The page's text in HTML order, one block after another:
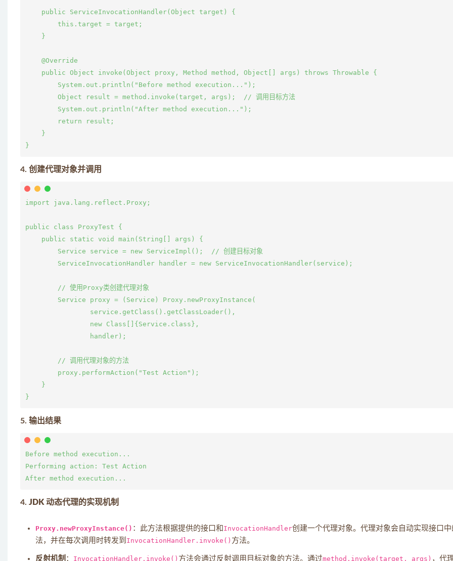
    public ServiceInvocationHandler(Object target) {
        this.target = target;
    }
    @Override
    public Object invoke(Object proxy, Method method, Object[] args) throws Throwable {
        System.out.println("Before method execution...");
        Object result = method.invoke(target, args);  // 调用目标方法
        System.out.println("After method execution...");
        return result;
    }
4. 创建代理对象并调用
import java.lang.reflect.Proxy;
public class ProxyTest {
    public static void main(String[] args) {
        Service service = new ServiceImpl();  // 创建目标对象
        ServiceInvocationHandler handler = new ServiceInvocationHandler(service);
        // 使用Proxy类创建代理对象
        Service proxy = (Service) Proxy.newProxyInstance(
                service.getClass().getClassLoader(),
                new Class[]{Service.class},
                handler);
        // 调用代理对象的方法
        proxy.performAction("Test Action");
    }
5. 输出结果
Before method execution...
Performing action: Test Action
4. JDK 动态代理的实现机制
Proxy.newProxyInstance() ：此方法根据提供的接口和 InvocationHandler创建一个代理对象。代理对象会自动实现接口中
法，并在每次调用时转发到 InvocationHandler.invoke() 方法。
反射机制 ： InvocationHandler.invoke() 方法会通过反射调用目标对象的方法。通过method.invoke(target, args) ，代